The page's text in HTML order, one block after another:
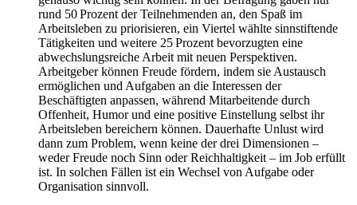
rund 50 Prozent der Teilnehmenden an, den Spaß im
Arbeitsleben zu priorisieren, ein Viertel wählte sinnstiftende
Tätigkeiten und weitere 25 Prozent bevorzugten eine
abwechslungsreiche Arbeit mit neuen Perspektiven.
Arbeitgeber können Freude fördern, indem sie Austausch
ermöglichen und Aufgaben an die Interessen der
Beschäftigten anpassen, während Mitarbeitende durch
Offenheit, Humor und eine positive Einstellung selbst ihr
Arbeitsleben bereichern können. Dauerhafte Unlust wird
dann zum Problem, wenn keine der drei Dimensionen –
weder Freude noch Sinn oder Reichhaltigkeit – im Job erfüllt
ist. In solchen Fällen ist ein Wechsel von Aufgabe oder
Organisation sinnvoll.